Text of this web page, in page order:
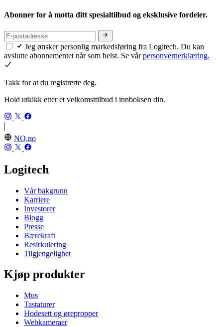
Abonner for å motta ditt spesialtilbud og eksklusive fordeler.
Jeg ønsker personlig markedsføring fra Logitech. Du kan
avslutte abonnementet når som helst. Se vårpersonvernerklæring.
Takk for at du registrerte deg.
Hold utkikk etter et velkomsttilbud i innboksen din.
NO,no
Logitech
Vår bakgrunn
Karriere
Investorer
Blogg
Presse
Bærekraft
Resirkulering
Tilgjengelighet
Kjøp produkter
Mus
Tastaturer
Hodesett og ørepropper
Webkameraer